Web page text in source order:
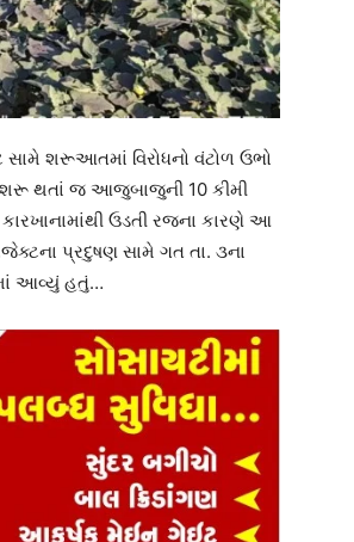
સામે શરૂઆતમાં વિરોધનો વંટોળ ઉભો
શરૂ થતાં જ આજુબાજુની 10 કીમી
ઉડતી રજના કારણે આ
પ્રદુષણ સામે ગત તા. ૩ના
આવ્યું હતું…